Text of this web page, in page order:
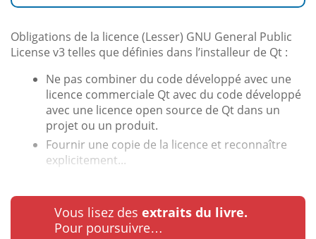
Obligations de la licence (Lesser) GNU General Public
License v3 telles que définies dans l’installeur de Qt :
Ne pas combiner du code développé avec une
licence commerciale Qt avec du code développé
avec une licence open source de Qt dans un
projet ou un produit.
Fournir une copie de la licence et reconnaître
explicitement...
Vous lisez des extraits du livre.
Pour poursuivre…